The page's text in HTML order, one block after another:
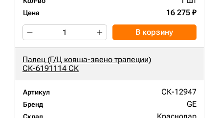
Цена 16 275 ₽
В корзину
Палец (Г/Ц ковша-звено трапеции)
СК-6191114 СК
Артикул СК-12947
Бренд GE